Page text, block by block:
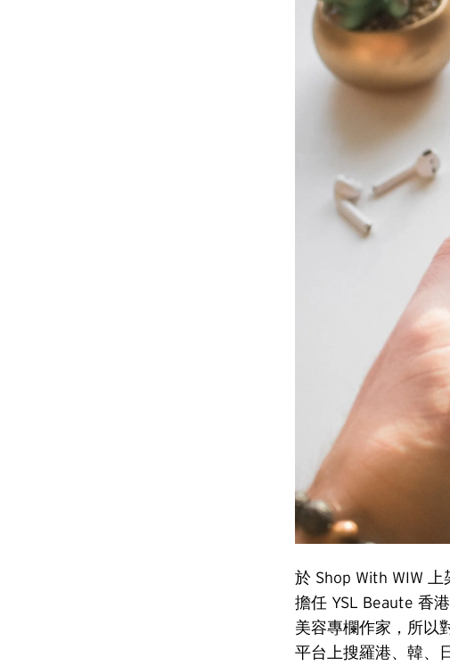
於 Shop With WIW
擔任 YSL Beaute 香
美容專欄作家，所以
平台上搜羅港、韓、